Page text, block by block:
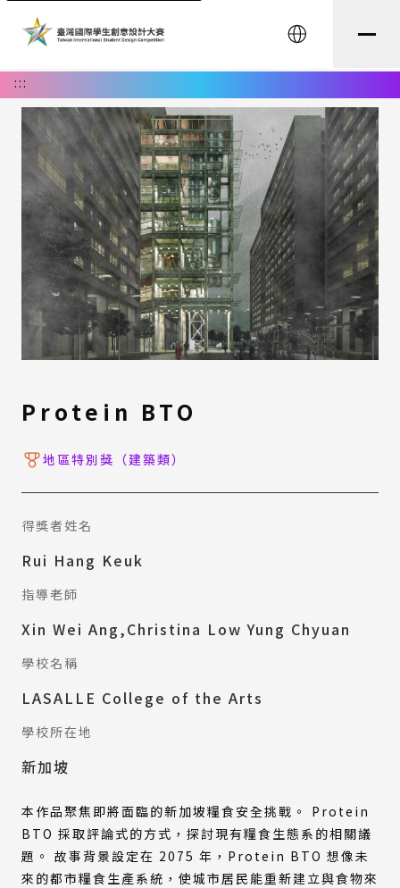
English
:::
Protein BTO
地區特別獎（建築類）
得獎者姓名
Rui Hang Keuk
指導老師
Xin Wei Ang,Christina Low Yung Chyuan
學校名稱
LASALLE College of the Arts
學校所在地
新加坡
本作品聚焦即將面臨的新加坡糧食安全挑戰。 Protein
BTO 採取評論式的方式，探討現有糧食生態系的相關議
題。 故事背景設定在 2075 年，Protein BTO 想像未
來的都市糧食生產系統，使城市居民能重新建立與食物來